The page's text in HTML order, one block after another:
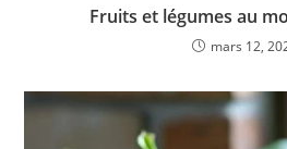
Fruits et légumes au
mars 12,